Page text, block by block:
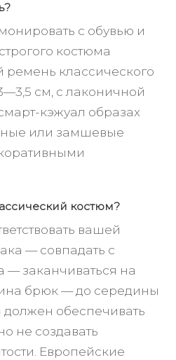
с обувью и
костюма
классического
см, с лаконичной
кэжуал образах
или замшевые
костюм?
вашей
— совпадать с
— заканчиваться на
брюк — до середины
должен обеспечивать
не создавать
Европейские